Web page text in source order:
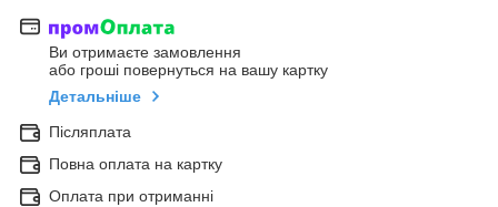
Ви отримаєте замовлення
або гроші повернуться на вашу картку
Детальніше
Післяплата
Повна оплата на картку
Оплата при отриманні